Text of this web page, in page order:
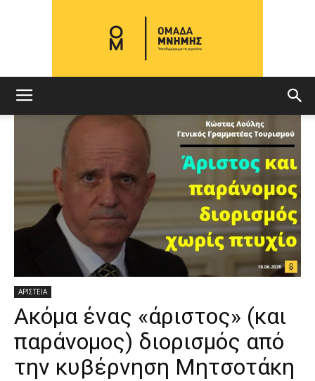
ΜΝΗΜΗΣ
ΑΡΙΣΤΕΙΑ
Ακόμα ένας «άριστος» (και
παράνομος) διορισμός από
την κυβέρνηση Μητσοτάκη